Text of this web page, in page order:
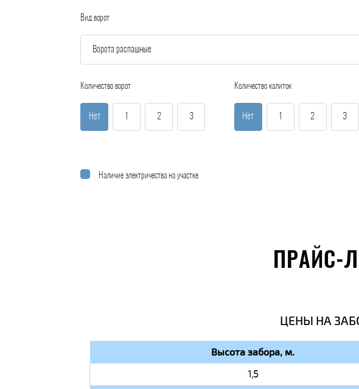
Вид ворот
Количество ворот
Нет 2 3
Количество калиток
Нет 2 3
Наличие электричества на участке
ПРАЙС-
ЦЕНЫ НА
Высота забора, м.
1,5